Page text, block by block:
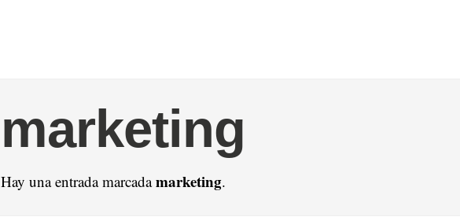
marketing
Hay una entrada marcadamarketing.